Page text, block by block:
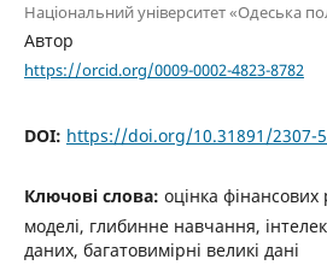
Національний університет «Одеська
Автор
https://orcid.org/0009-0002-4823-8782
DOI: https://doi.org/10.31891/2307-
Ключові слова: оцінка фінансових
моделі, глибинне навчання,
даних, багатовимірні великі дані